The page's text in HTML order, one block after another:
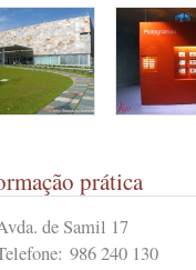
prática
de Samil 17
986 240 130